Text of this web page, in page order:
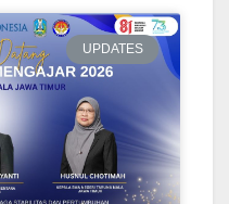
UPDATES